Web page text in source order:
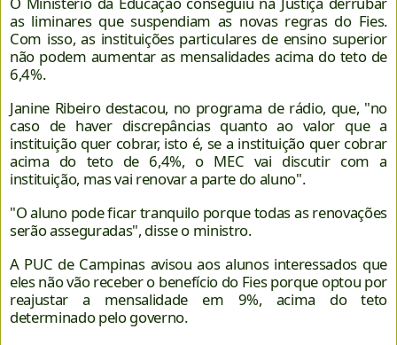
as liminares que suspendiam as novas regras do Fies.
Com isso, as instituições particulares de ensino superior
não podem aumentar as mensalidades acima do teto de
6,4%.
Janine Ribeiro destacou, no programa de rádio, que, "no
caso de haver discrepâncias quanto ao valor que a
instituição quer cobrar, isto é, se a instituição quer cobrar
acima do teto de 6,4%, o MEC vai discutir com a
instituição, mas vai renovar a parte do aluno".
"O aluno pode ficar tranquilo porque todas as renovações
serão asseguradas", disse o ministro.
A PUC de Campinas avisou aos alunos interessados que
eles não vão receber o benefício do Fies porque optou por
reajustar a mensalidade em 9%, acima do teto
determinado pelo governo.